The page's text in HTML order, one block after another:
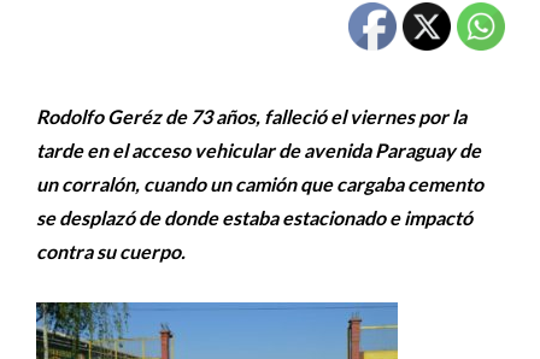
Rodolfo Geréz de 73 años, falleció el viernes por la
tarde en el acceso vehicular de avenida Paraguay de
un corralón, cuando un camión que cargaba cemento
se desplazó de donde estaba estacionado e impactó
contra su cuerpo.